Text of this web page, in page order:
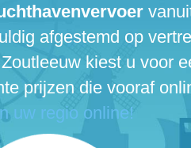
afgestemd op
kiest u voor
prijzen die vooraf
uw regio online!